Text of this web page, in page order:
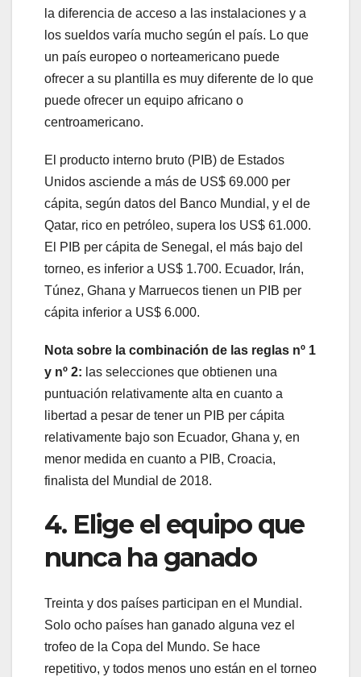
la diferencia de acceso a las instalaciones y a
los sueldos varía mucho según el país. Lo que
un país europeo o norteamericano puede
ofrecer a su plantilla es muy diferente de lo que
puede ofrecer un equipo africano o
centroamericano.
El producto interno bruto (PIB) de Estados
Unidos asciende a más de US$ 69.000 per
cápita, según datos del Banco Mundial, y el de
Qatar, rico en petróleo, supera los US$ 61.000.
El PIB per cápita de Senegal, el más bajo del
torneo, es inferior a US$ 1.700. Ecuador, Irán,
Túnez, Ghana y Marruecos tienen un PIB per
cápita inferior a US$ 6.000.
Nota sobre la combinación de las reglas nº 1
y nº 2: las selecciones que obtienen una
puntuación relativamente alta en cuanto a
libertad a pesar de tener un PIB per cápita
relativamente bajo son Ecuador, Ghana y, en
menor medida en cuanto a PIB, Croacia,
finalista del Mundial de 2018.
4. Elige el equipo que
nunca ha ganado
Treinta y dos países participan en el Mundial.
Solo ocho países han ganado alguna vez el
trofeo de la Copa del Mundo. Se hace
repetitivo, y todos menos uno están en el torneo